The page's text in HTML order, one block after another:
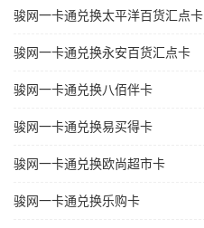
骏网一卡通兑换太平洋百货汇点卡
骏网一卡通兑换永安百货汇点卡
骏网一卡通兑换八佰伴卡
骏网一卡通兑换易买得卡
骏网一卡通兑换欧尚超市卡
骏网一卡通兑换乐购卡